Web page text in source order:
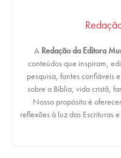
A Redação da Editora
conteúdos que inspiram,
pesquisa, fontes confiáveis
sobre a Bíblia, vida cristã,
Nosso propósito é
reflexões à luz das Escrituras